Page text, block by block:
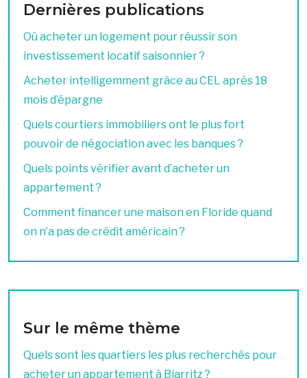
Dernières publications
Où acheter un logement pour réussir son
investissement locatif saisonnier ?
Acheter intelligemment grâce au CEL après 18
mois d’épargne
Quels courtiers immobiliers ont le plus fort
pouvoir de négociation avec les banques ?
Quels points vérifier avant d’acheter un
appartement ?
Comment financer une maison en Floride quand
on n’a pas de crédit américain ?
Sur le même thème
Quels sont les quartiers les plus recherchés pour
acheter un appartement à Biarritz ?